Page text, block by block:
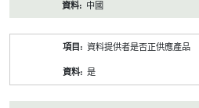
中國
資料提供者是否正供應產品
是